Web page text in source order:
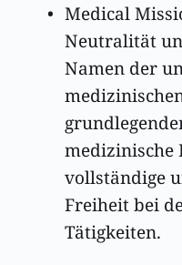
Medical
Neutralität
Namen der
medizinische
vollständige
Freiheit bei
Tätigkeiten.